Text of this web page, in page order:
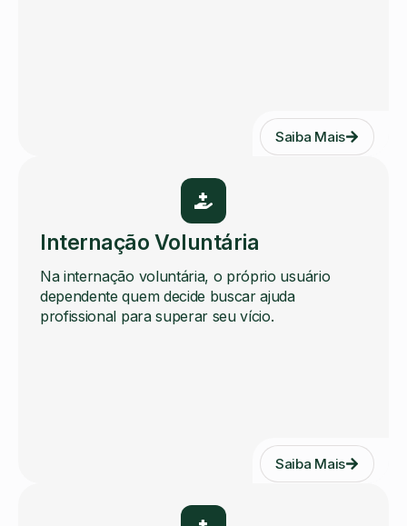
Saiba Mais
Internação Voluntária
Na internação voluntária, o próprio usuário
dependente quem decide buscar ajuda
profissional para superar seu vício.
Saiba Mais